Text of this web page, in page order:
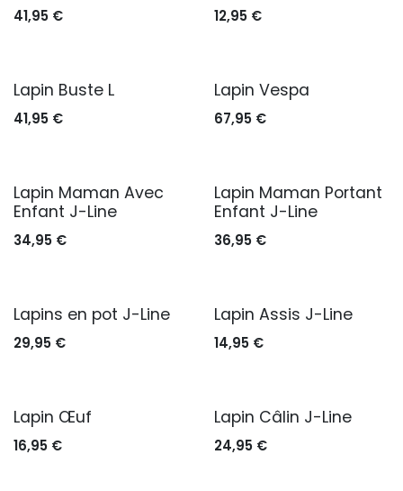
41,95 € 12,95€
Lapin Buste L
41,95 €
Lapin Vespa
67,95€
Lapin Maman Avec
Enfant J-Line
34,95 €
Lapin Maman Portant
Enfant J-Line
36,95€
Lapins en pot J-Line
29,95 €
Lapin Assis J-Line
14,95€
Lapin Œuf
16,95 €
Lapin Câlin J-Line
24,95€